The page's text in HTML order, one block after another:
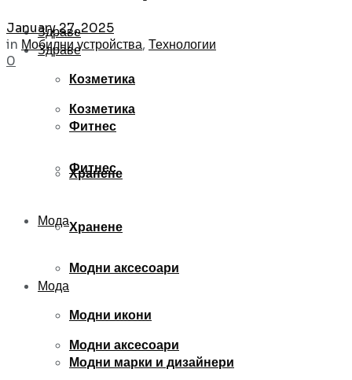
Здраве
Козметика
Фитнес
Хранене
Мода
Модни аксесоари
Здраве
Козметика
Фитнес
Хранене
Мода
Модни аксесоари
Модни икони
Модни марки и дизайнери
January 27, 2025
in Мобилни устройства, Технологии
0